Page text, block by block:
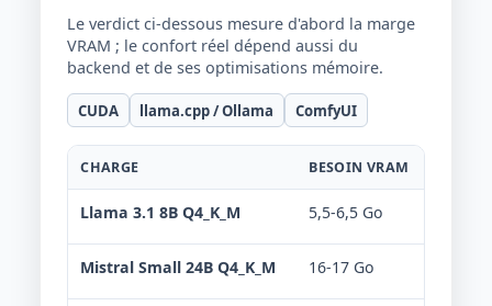
Le verdict ci-dessous mesure d'abord la marge
VRAM ; le confort réel dépend aussi du
backend et de ses optimisations mémoire.
CUDA llama.cpp / Ollama ComfyUI
CHARGE BESOIN VRAM
Llama 3.1 8B Q4_K_M 5,5-6,5 Go
Mistral Small 24B Q4_K_M 16-17 Go